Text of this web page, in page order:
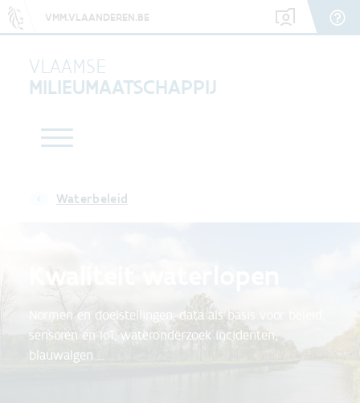
VMM.VLAANDEREN.BE
VLAAMSE
MILIEUMAATSCHAPPIJ
Waterbeleid
Kwaliteit waterlopen
Normen en doelstellingen, data als basis voor beleid,
sensoren en IoT, wateronderzoek incidenten,
blauwalgen ...